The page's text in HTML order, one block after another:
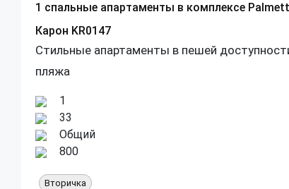
1 спальные апартаменты в комплексе
Карон KR0147
Стильные апартаменты в пешей
пляжа
1
33
Общий
800
Вторичка